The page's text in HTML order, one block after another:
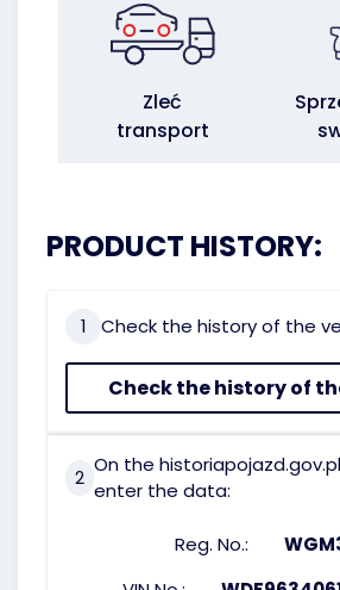
Zleć
transport
PRODUCT HISTORY:
1 Check the history of the
Check the history of
2
On the
enter the data:
Reg. No.: